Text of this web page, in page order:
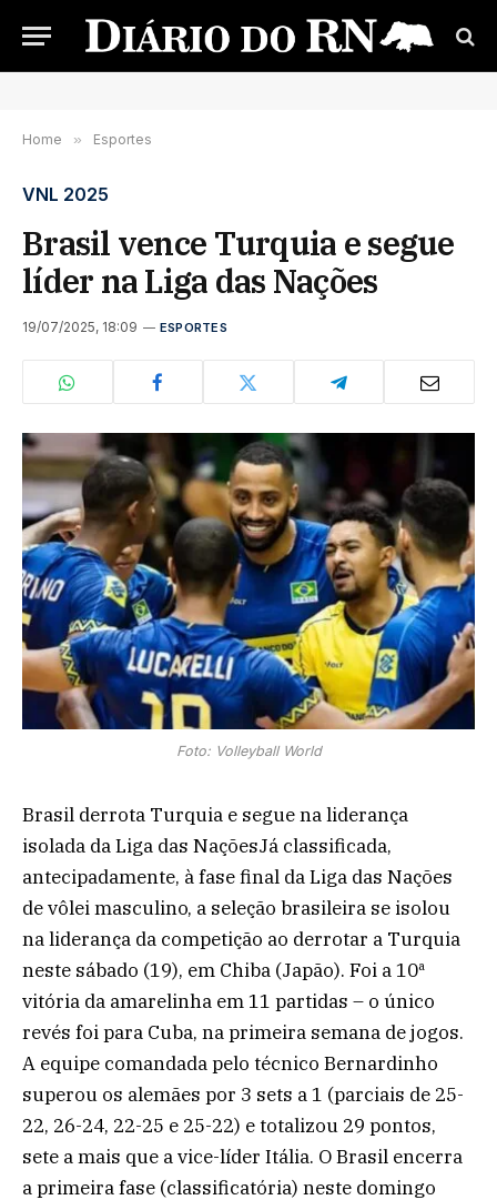
Home » Esportes
VNL 2025
Brasil vence Turquia e segue
líder na Liga das Nações
19/07/2025, 18:09 ESPORTES
Foto: Volleyball World
Brasil derrota Turquia e segue na liderança
isolada da Liga das NaçõesJá classificada,
antecipadamente, à fase final da Liga das Nações
de vôlei masculino, a seleção brasileira se isolou
na liderança da competição ao derrotar a Turquia
neste sábado (19), em Chiba (Japão). Foi a 10ª
vitória da amarelinha em 11 partidas – o único
revés foi para Cuba, na primeira semana de jogos.
A equipe comandada pelo técnico Bernardinho
superou os alemães por 3 sets a 1 (parciais de 25-
22, 26-24, 22-25 e 25-22) e totalizou 29 pontos,
sete a mais que a vice-líder Itália. O Brasil encerra
a primeira fase (classificatória) neste domingo